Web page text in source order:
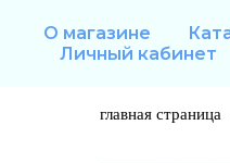
О магазине
Личный кабинет
главная страница